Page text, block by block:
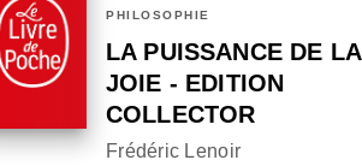
PHILOSOPHIE
LA PUISSANCE DE LA
JOIE - EDITION
COLLECTOR
Frédéric Lenoir